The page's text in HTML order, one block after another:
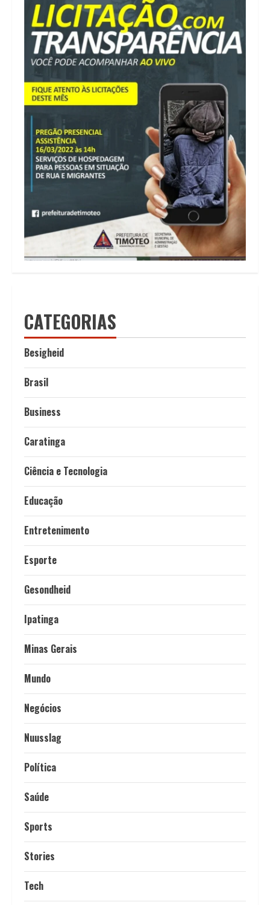
CATEGORIAS
Besigheid
Brasil
Business
Caratinga
Ciência e Tecnologia
Educação
Entretenimento
Esporte
Gesondheid
Ipatinga
Minas Gerais
Mundo
Negócios
Nuusslag
Política
Saúde
Sports
Stories
Tech